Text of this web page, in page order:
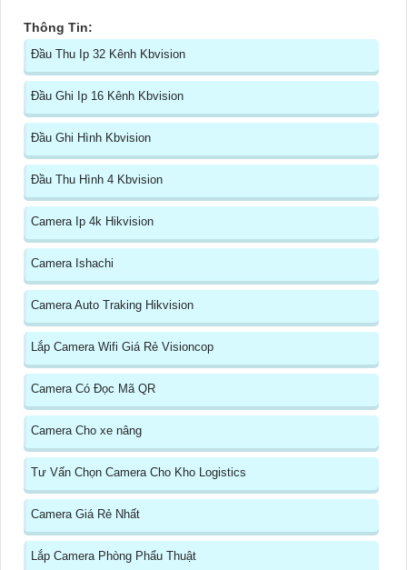
Thông Tin:
Đầu Thu Ip 32 Kênh Kbvision
Đầu Ghi Ip 16 Kênh Kbvision
Đầu Ghi Hình Kbvision
Đầu Thu Hình 4 Kbvision
Camera Ip 4k Hikvision
Camera Ishachi
Camera Auto Traking Hikvision
Lắp Camera Wifi Giá Rẻ Visioncop
Camera Có Đọc Mã QR
Camera Cho xe nâng
Tư Vấn Chọn Camera Cho Kho Logistics
Camera Giá Rẻ Nhất
Lắp Camera Phòng Phẩu Thuật